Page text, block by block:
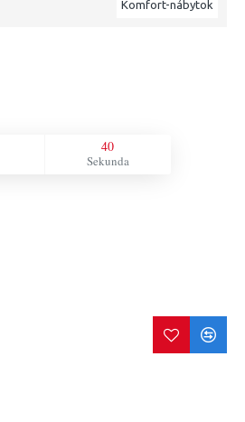
Komfort-nábytok
39
Sekunda